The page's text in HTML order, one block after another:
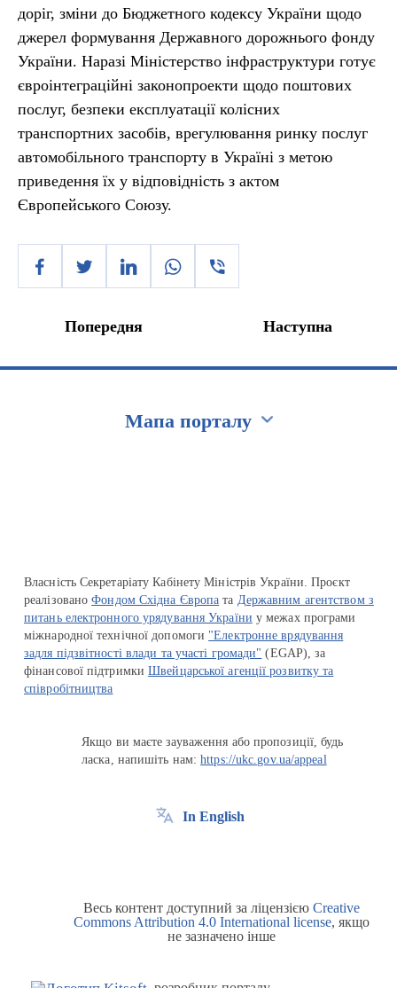
доріг, зміни до Бюджетного кодексу України щодо
джерел формування Державного дорожнього фонду
України. Наразі Міністерство інфраструктури готує
євроінтеграційні законопроекти щодо поштових
послуг, безпеки експлуатації колісних
транспортних засобів, врегулювання ринку послуг
автомобільного транспорту в Україні з метою
приведення їх у відповідність з актом
Європейського Союзу.
Попередня Наступна
Мапа порталу
Власність Секретаріату Кабінету Міністрів України. Проєкт
реалізованоФондом Східна Європа та Державним агентством з
питань електронного урядування України у межах програми
міжнародної технічної допомоги "Електронне врядування
задля підзвітності влади та участі громади" (EGAP), за
фінансової підтримкиШвейцарської агенції розвитку та
співробітництва
Якщо ви маєте зауваження або пропозиції, будь
ласка, напишіть нам:https://ukc.gov.ua/appeal
In English
Весь контент доступний за ліцензією Creative
Commons Attribution 4.0 International license, якщо
не зазначено інше